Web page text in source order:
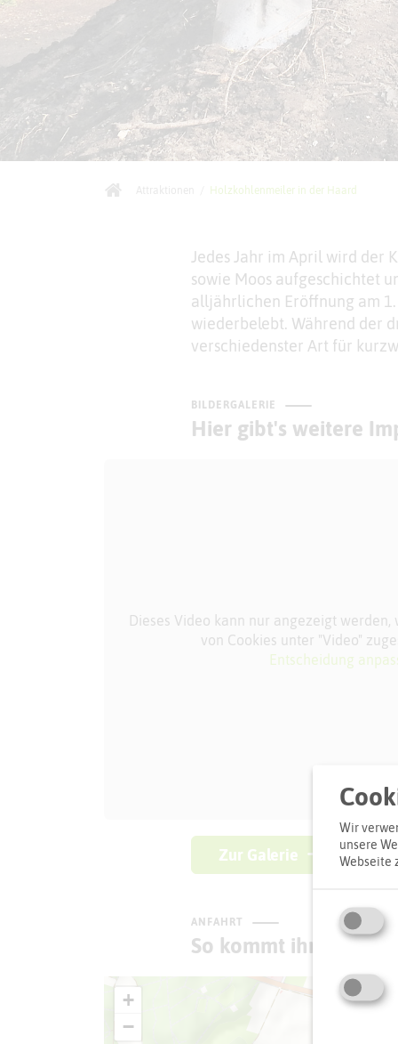
Holzkohlenmeiler in der Haard
Jedes Jahr im April wird der
sowie Moos aufgeschichtet
alljährlichen Eröffnung am
wiederbelebt. Während der
verschiedenster Art für
BILDERGALERIE
Hier gibt's weitere
Dieses Video kann nur angezeigt werden,
von Cookies unter "Video"
Entscheidung
Zur Galerie
ANFAHRT
So kommt ihr zum
+
−
Wir
unsere
Webseite